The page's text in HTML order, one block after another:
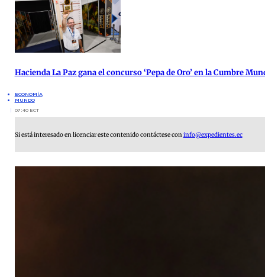
Hacienda La Paz gana el concurso ‘Pepa de Oro’ en la Cumbre
ECONOMÍA
MUNDO
07:40 ECT
Si está interesado en licenciar este contenido contáctese con info@expedientes.ec